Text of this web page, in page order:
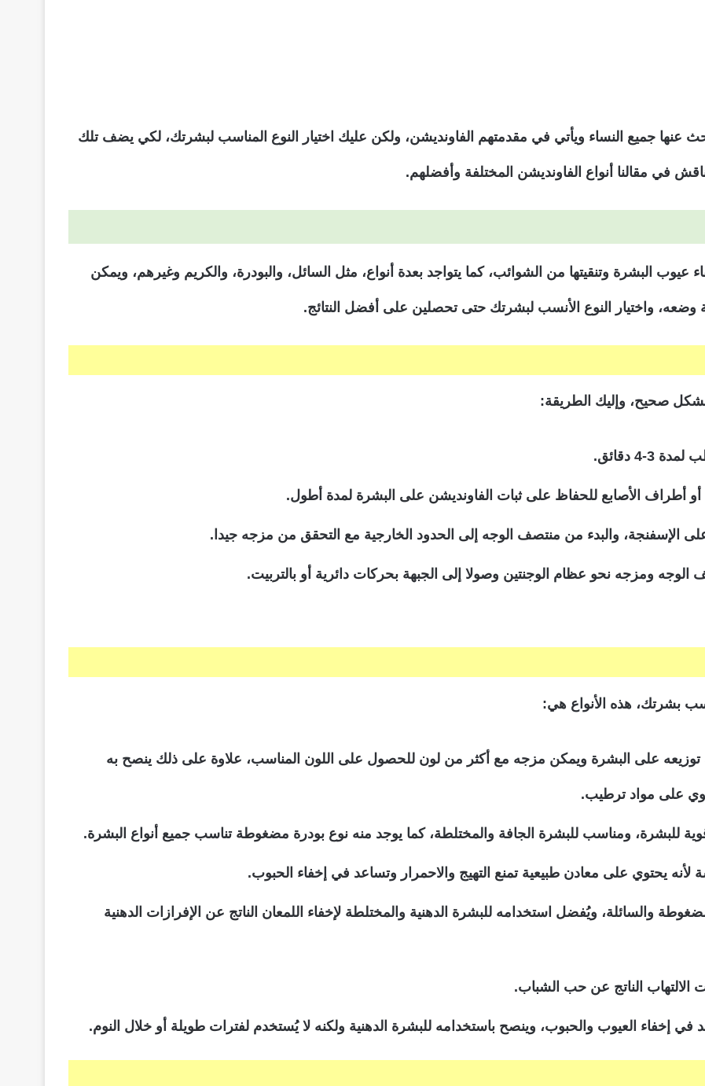
عنها جميع النساء ويأتي في مقدمتهم الفاونديشن، ولكن عليك اختيار النوع المناسب لبشرتك، لكي يضف تلك
في مقالنا أنواع الفاونديشن المختلفة وأفضلهم.
البشرة وتنقيتها من الشوائب، كما يتواجد بعدة أنواع، مثل السائل، والبودرة، والكريم وغيرهم، ويمكن
واختيار النوع الأنسب لبشرتك حتى تحصلين على أفضل النتائج.
صحيح، وإليك الطريقة:
4 دقائق.
أو أطراف الأصابع للحفاظ على ثبات الفاونديشن على البشرة لمدة أطول.
الإسفنجة، والبدء من منتصف الوجه إلى الحدود الخارجية مع التحقق من مزجه جيدا.
ومزجه نحو عظام الوجنتين وصولا إلى الجبهة بحركات دائرية أو بالتربيت.
بشرتك، هذه الأنواع هي:
توزيعه على البشرة ويمكن مزجه مع أكثر من لون للحصول على اللون المناسب، علاوة على ذلك ينصح به
على مواد ترطيب.
للبشرة، ومناسب للبشرة الجافة والمختلطة، كما يوجد منه نوع بودرة مضغوطة تناسب جميع أنواع البشرة.
يحتوي على معادن طبيعية تمنع التهيج والاحمرار وتساعد في إخفاء الحبوب.
والسائلة، ويُفضل استخدامه للبشرة الدهنية والمختلطة لإخفاء اللمعان الناتج عن الإفرازات الدهنية
الالتهاب الناتج عن حب الشباب.
في إخفاء العيوب والحبوب، وينصح باستخدامه للبشرة الدهنية ولكنه لا يُستخدم لفترات طويلة أو خلال النوم.